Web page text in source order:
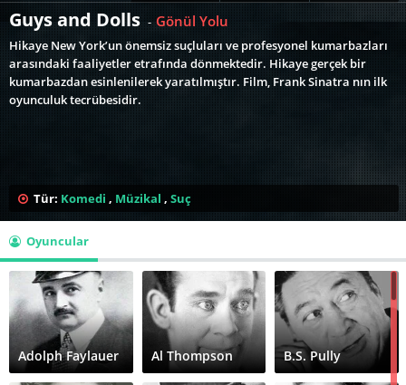
Guys and Dolls - Gönül Yolu
Hikaye New York’un önemsiz suçluları ve profesyonel kumarbazları
arasındaki faaliyetler etrafında dönmektedir. Hikaye gerçek bir
kumarbazdan esinlenilerek yaratılmıştır. Film, Frank Sinatra nın ilk
oyunculuk tecrübesidir.
Tür: Komedi , Müzikal , Suç
Oyuncular
Adolph Faylauer Al Thompson B.S. Pully